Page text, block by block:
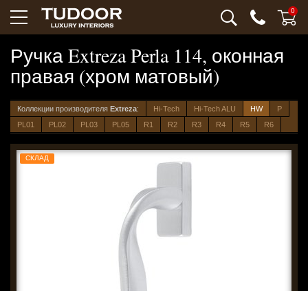
0
Ручка Extreza Perla 114, оконная
правая (хром матовый)
Коллекции производителя Extreza: Hi-Tech Hi-Tech ALU HW
P
PL01
PL02 PL03 PL05 R1 R2 R3 R4 R5 R6
СКЛАД